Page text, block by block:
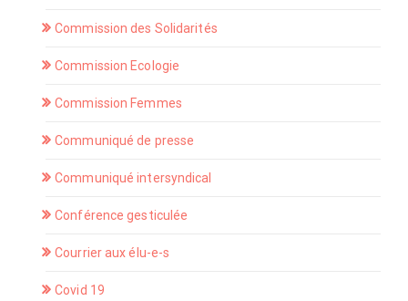
Commission des Solidarités
Commission Ecologie
Commission Femmes
Communiqué de presse
Communiqué intersyndical
Conférence gesticulée
Courrier aux élu-e-s
Covid 19